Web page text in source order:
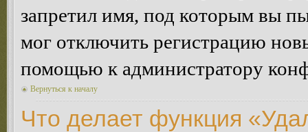
запретил имя, под которым вы
мог отключить регистрацию
помощью к администратору
Вернуться к началу
Что делает функция